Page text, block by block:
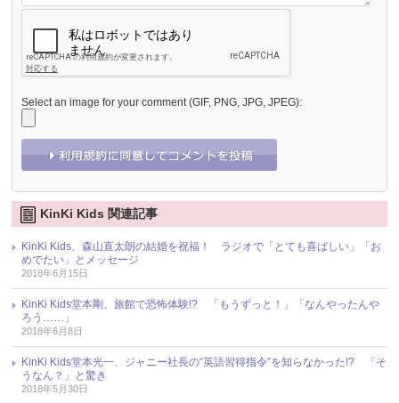
Select an image for your comment (GIF, PNG, JPG, JPEG):
KinKi Kids 関連記事
KinKi Kids、森山直太朗の結婚を祝福！ ラジオで「とても喜ばしい」「お
めでたい」とメッセージ
2018年6月15日
KinKi Kids堂本剛、旅館で恐怖体験!? 「もうずっと！」「なんやったんや
ろう……」
2018年6月8日
KinKi Kids堂本光一、ジャニー社長の“英語習得指令”を知らなかった!? 「そ
うなん？」と驚き
2018年5月30日